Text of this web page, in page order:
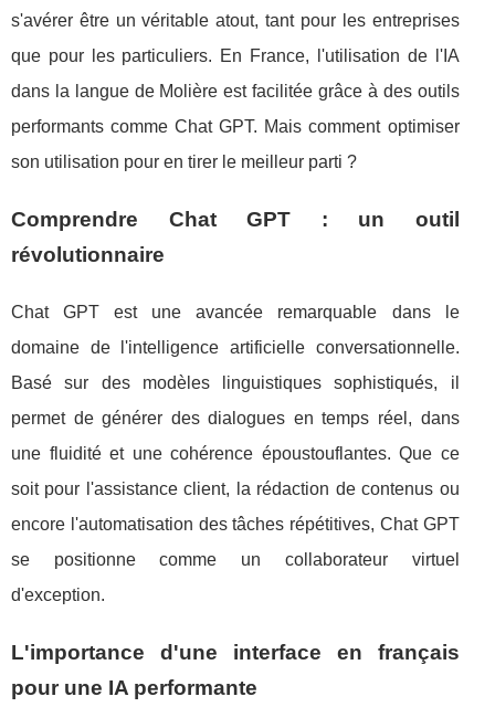
s'avérer être un véritable atout, tant pour les entreprises
que pour les particuliers. En France, l'utilisation de l'IA
dans la langue de Molière est facilitée grâce à des outils
performants comme Chat GPT. Mais comment optimiser
son utilisation pour en tirer le meilleur parti ?
Comprendre Chat GPT : un outil
révolutionnaire
Chat GPT est une avancée remarquable dans le
domaine de l'intelligence artificielle conversationnelle.
Basé sur des modèles linguistiques sophistiqués, il
permet de générer des dialogues en temps réel, dans
une fluidité et une cohérence époustouflantes. Que ce
soit pour l'assistance client, la rédaction de contenus ou
encore l'automatisation des tâches répétitives, Chat GPT
se positionne comme un collaborateur virtuel
d'exception.
L'importance d'une interface en français
pour une IA performante